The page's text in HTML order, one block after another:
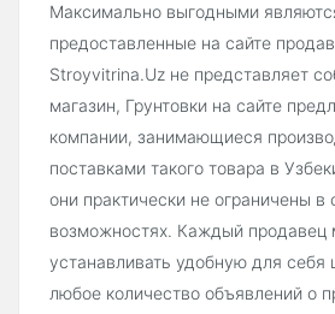
Максимально выгодными
предоставленные на сайте
Stroyvitrina.Uz не представляет
магазин, Грунтовки на сайте
компании, занимающиеся
поставками такого товара в
они практически не ограничены в
возможностях. Каждый продавец
устанавливать удобную для себя
любое количество объявлений о